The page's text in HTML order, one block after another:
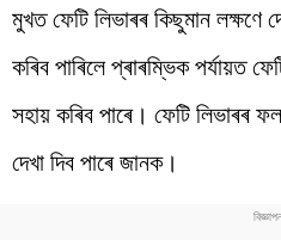
মুখত ফেটি লিভাৰৰ কিছুমান লক্ষণে
কৰিব পাৰিলে প্ৰাৰম্ভিক পৰ্যায়ত
সহায় কৰিব পাৰে। ফেটি লিভাৰৰ
দেখা দিব পাৰে জানক।